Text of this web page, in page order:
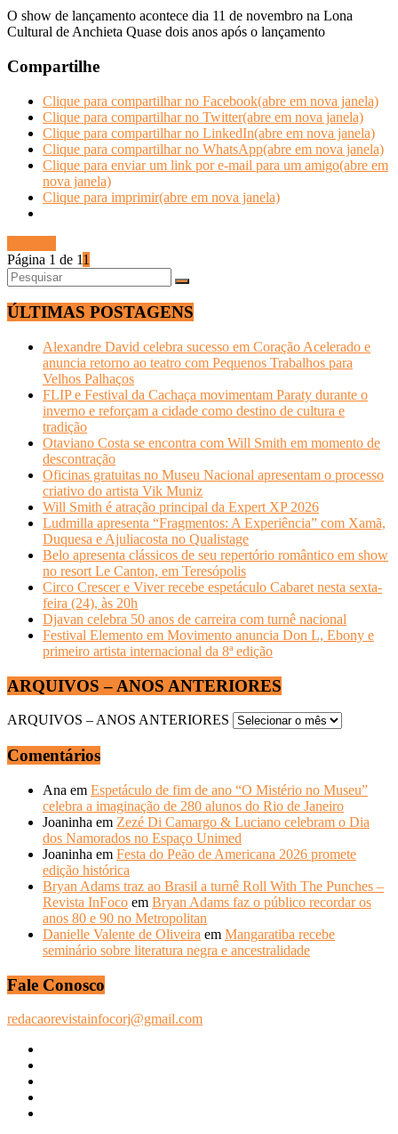
O show de lançamento acontece dia 11 de novembro na Lona
Cultural de Anchieta Quase dois anos após o lançamento
Compartilhe
Clique para compartilhar no Facebook(abre em nova janela)
Clique para compartilhar no Twitter(abre em nova janela)
Clique para compartilhar no LinkedIn(abre em nova janela)
Clique para compartilhar no WhatsApp(abre em nova janela)
Clique para enviar um link por e-mail para um amigo(abre em
nova janela)
Clique para imprimir(abre em nova janela)
Página 1 de 11
ÚLTIMAS POSTAGENS
Alexandre David celebra sucesso em Coração Acelerado e
anuncia retorno ao teatro com Pequenos Trabalhos para
Velhos Palhaços
FLIP e Festival da Cachaça movimentam Paraty durante o
inverno e reforçam a cidade como destino de cultura e
tradição
Otaviano Costa se encontra com Will Smith em momento de
descontração
Oficinas gratuitas no Museu Nacional apresentam o processo
criativo do artista Vik Muniz
Will Smith é atração principal da Expert XP 2026
Ludmilla apresenta “Fragmentos: A Experiência” com Xamã,
Duquesa e Ajuliacosta no Qualistage
Belo apresenta clássicos de seu repertório romântico em show
no resort Le Canton, em Teresópolis
Circo Crescer e Viver recebe espetáculo Cabaret nesta sexta-
feira (24), às 20h
Djavan celebra 50 anos de carreira com turnê nacional
Festival Elemento em Movimento anuncia Don L, Ebony e
primeiro artista internacional da 8ª edição
ARQUIVOS – ANOS ANTERIORES
ARQUIVOS – ANOS ANTERIORES
Comentários
Ana em Espetáculo de fim de ano “O Mistério no Museu”
celebra a imaginação de 280 alunos do Rio de Janeiro
Joaninha em Zezé Di Camargo & Luciano celebram o Dia
dos Namorados no Espaço Unimed
Joaninha em Festa do Peão de Americana 2026 promete
edição histórica
Bryan Adams traz ao Brasil a turnê Roll With The Punches –
Revista InFoco em Bryan Adams faz o público recordar os
anos 80 e 90 no Metropolitan
Danielle Valente de Oliveira em Mangaratiba recebe
seminário sobre literatura negra e ancestralidade
Fale Conosco
redacaorevistainfocorj@gmail.com